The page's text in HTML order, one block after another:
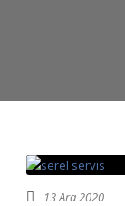
13 Ara 2020